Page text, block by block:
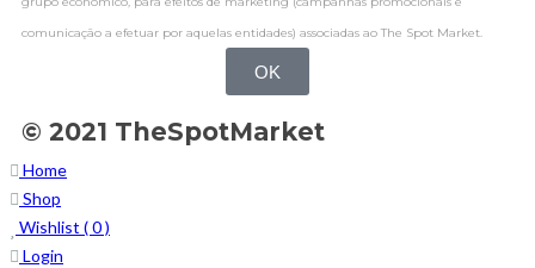
comunicação a efetuar por aquelas entidades) associadas ao The Spot Market.
OK
© 2021 TheSpotMarket
Home
Shop
Wishlist (0)
Login